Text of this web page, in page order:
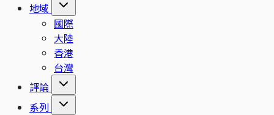
地域
國際
大陸
香港
台灣
評論
系列